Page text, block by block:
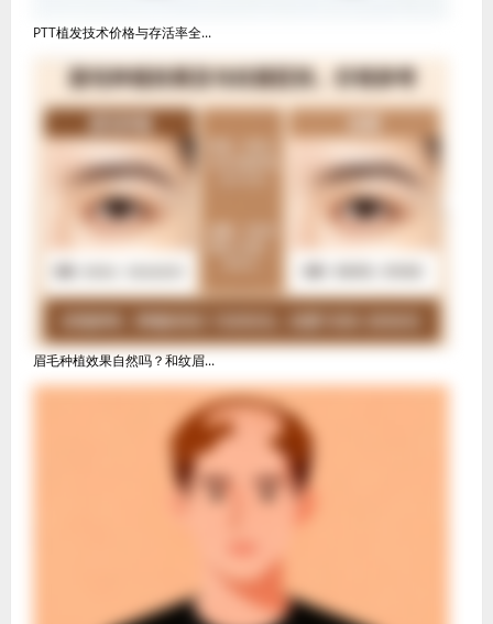
PTT植发技术价格与存活率全...
眉毛种植效果自然吗？和纹眉...